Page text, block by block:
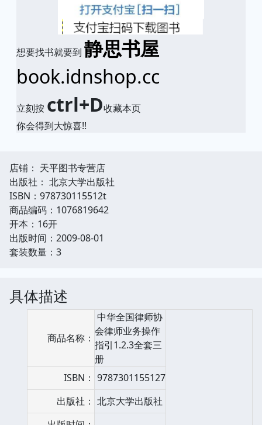
想要找书就要到 静思书屋
book.idnshop.cc
立刻按 ctrl+D收藏本页
你会得到大惊喜!!
店铺： 天平图书专营店
出版社： 北京大学出版社
ISBN：978730115512t
商品编码：1076819642
开本：16开
出版时间：2009-08-01
套装数量：3
具体描述
商品名称：
中华全国律师协
会律师业务操作
指引1.2.3全套三
册
ISBN： 9787301155127
出版社： 北京大学出版社